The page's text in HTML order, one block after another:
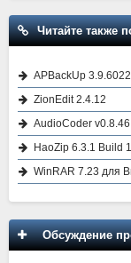
Читайте также
APBackUp 3.9.6022
ZionEdit 2.4.12
AudioCoder
HaoZip 6.3.1 Build
WinRAR 7.23 для
Обсуждение